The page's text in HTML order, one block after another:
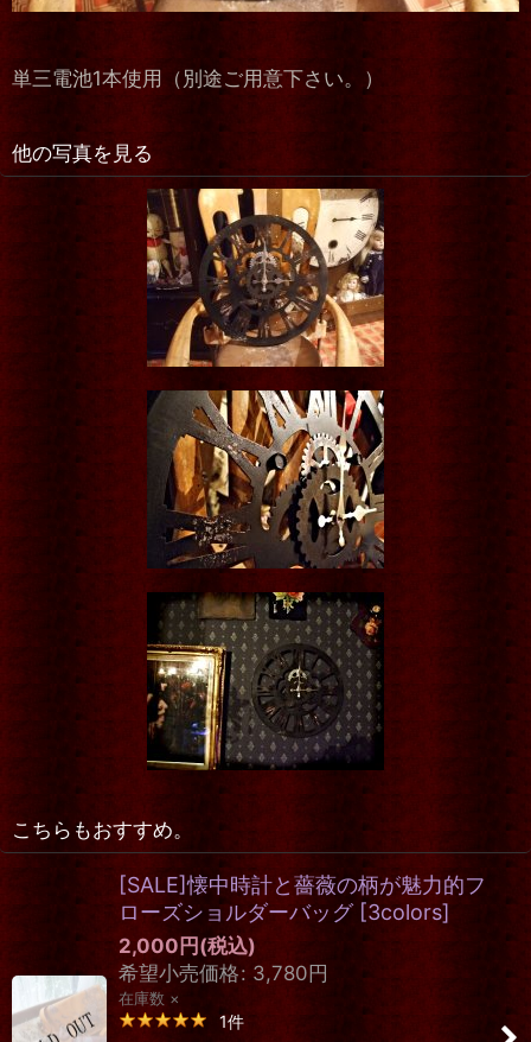
単三電池1本使用（別途ご用意下さい。）
他の写真を見る
こちらもおすすめ。
[SALE]懐中時計と薔薇の柄が魅力的フ
ローズショルダーバッグ [3colors]
2,000 円 (税込)
希望小売価格: 3,780 円
在庫数 ×
1件